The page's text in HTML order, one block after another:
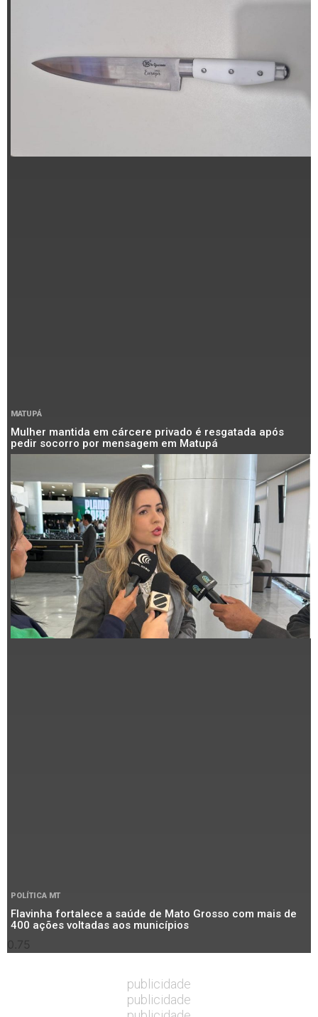
MATUPÁ
Mulher mantida em cárcere privado é resgatada após
pedir socorro por mensagem em Matupá
POLÍTICA MT
Flavinha fortalece a saúde de Mato Grosso com mais de
400 ações voltadas aos municípios
publicidade
publicidade